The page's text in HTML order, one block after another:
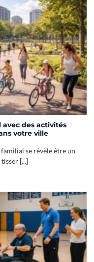
des activités
votre ville
se révèle être un
[...]